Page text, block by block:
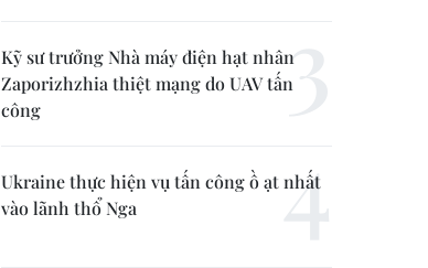
Kỹ sư trưởng Nhà máy điện hạt nhân
Zaporizhzhia thiệt mạng do UAV tấn
công
Ukraine thực hiện vụ tấn công ồ ạt nhất
vào lãnh thổ Nga